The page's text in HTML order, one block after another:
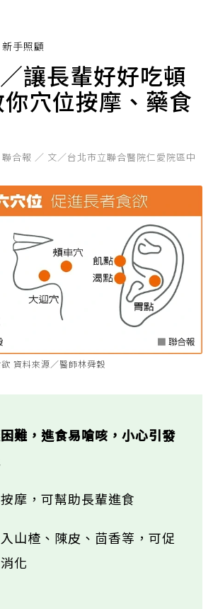
新手照顧
讓長輩好好吃頓
穴位按摩、藥食
聯合報 ／ 文／台北市立聯合醫院仁愛院區中
資料來源／醫師林舜穀
難，進食易嗆咳，小心引發
摩，可幫助長輩進食
山楂、陳皮、茴香等，可促
化